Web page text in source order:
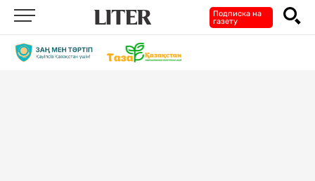
Подписка на
газету